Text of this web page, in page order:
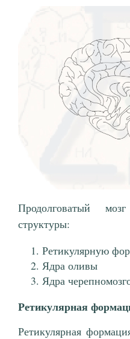
Продолговатый
структуры:
Ретикулярную
Ядра оливы
Ядра
Ретикулярная
Ретикулярная